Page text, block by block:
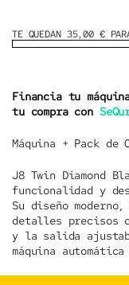
TE QUEDAN 35,00 €
Financia tu
tu compra con
Máquina + Pack
J8 Twin Diamond
funcionalidad y
Su diseño
detalles precisos
y la salida
máquina